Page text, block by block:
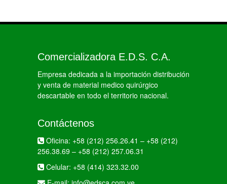
Comercializadora E.D.S. C.A.
Empresa dedicada a la importación distribución
y venta de material medico quirúrgico
descartable en todo el territorio nacional.
Contáctenos
Oficina: +58 (212) 256.26.41 – +58 (212)
256.38.69 – +58 (212) 257.06.31
Celular: +58 (414) 323.32.00